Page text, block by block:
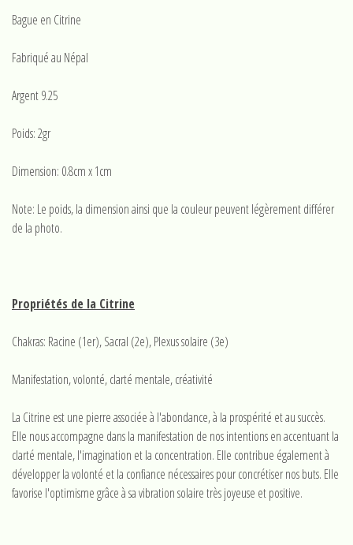
Bague en Citrine
Fabriqué au Népal
Argent 9.25
Poids: 2gr
Dimension: 0.8cm x 1cm
Note: Le poids, la dimension ainsi que la couleur peuvent légèrement différer
de la photo.
Propriétés de la Citrine
Chakras: Racine (1er), Sacral (2e), Plexus solaire (3e)
Manifestation, volonté, clarté mentale, créativité
La Citrine est une pierre associée à l'abondance, à la prospérité et au succès.
Elle nous accompagne dans la manifestation de nos intentions en accentuant la
clarté mentale, l'imagination et la concentration. Elle contribue également à
développer la volonté et la confiance nécessaires pour concrétiser nos buts. Elle
favorise l'optimisme grâce à sa vibration solaire très joyeuse et positive.